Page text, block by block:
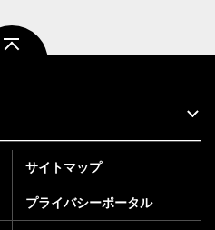
サイトマップ
プライバシーポータル